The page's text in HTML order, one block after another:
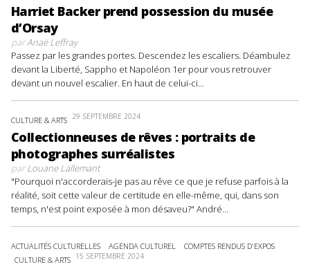
Harriet Backer prend possession du musée
d’Orsay
parAnaë Leffray
Passez par les grandes portes. Descendez les escaliers. Déambulez
devant la Liberté, Sappho et Napoléon 1er pour vous retrouver
devant un nouvel escalier. En haut de celui-ci...
CULTURE & ARTS 29 SEPTEMBRE 2024
Collectionneuses de rêves : portraits de
photographes surréalistes
parLouane Lallemant
"Pourquoi n'accorderais-je pas au rêve ce que je refuse parfois à la
réalité, soit cette valeur de certitude en elle-même, qui, dans son
temps, n'est point exposée à mon désaveu?" André...
ACTUALITÉS CULTURELLES AGENDA CULTUREL
COMPTES RENDUS D'EXPOS
CULTURE & ARTS 15 SEPTEMBRE 2024